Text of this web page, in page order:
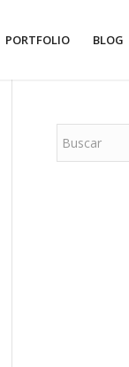
PORTFOLIO BLOG